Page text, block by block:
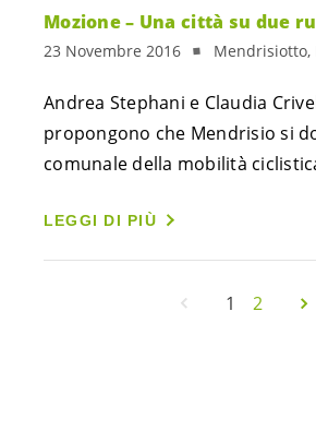
Mozione – Una città su due
23 Novembre 2016 Mendrisiotto,
Andrea Stephani e Claudia
propongono che Mendrisio si
comunale della mobilità
LEGGI DI PIÙ
1 2